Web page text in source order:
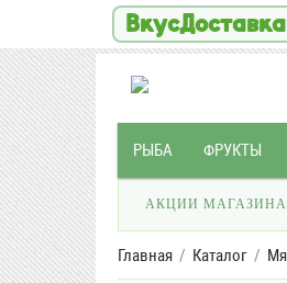
ВкусДоставка
РЫБА ФРУКТЫ
АКЦИИ МАГАЗИНА
Главная Каталог